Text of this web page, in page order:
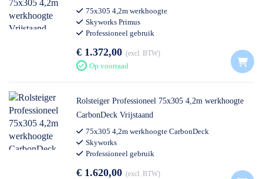
75x305 4,2m werkhoogte
Skyworks Primus
Professioneel gebruik
€ 1.372,00 excl. BTW
Op voorraad
Rolsteiger Professioneel 75x305 4,2m werkhoogte
CarbonDeck Vrijstaand
75x305 4,2m werkhoogte CarbonDeck
Skyworks
Professioneel gebruik
€ 1.620,00 excl. BTW